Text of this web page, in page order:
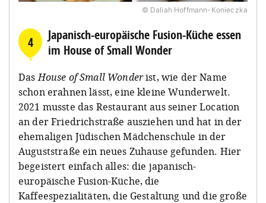
© Daliah Hoffmann-Konieczka
4
Japanisch-europäische Fusion-Küche essen
im House of Small Wonder
DasHouse of Small Wonderist, wie der Name
schon erahnen lässt, eine kleine Wunderwelt.
2021 musste das Restaurant aus seiner Location
an der Friedrichstraße ausziehen und hat in der
ehemaligen Jüdischen Mädchenschule in der
Auguststraße ein neues Zuhause gefunden. Hier
begeistert einfach alles: die japanisch-
europäische Fusion-Küche, die
Kaffeespezialitäten, die Gestaltung und die große